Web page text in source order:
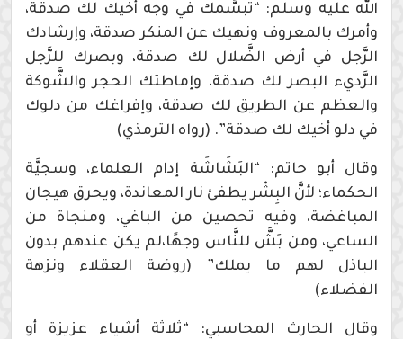
الله عليه وسلم: “تبسُّمك في وجه أخيك لك صدقة،
وأمرك بالمعروف ونهيك عن المنكر صدقة، وإرشادك
الرَّجل في أرض الضَّلال لك صدقة، وبصرك للرَّجل
الرَّديء البصر لك صدقة، وإماطتك الحجر والشَّوكة
والعظم عن الطريق لك صدقة، وإفراغك من دلوك
في دلو أخيك لك صدقة”. (رواه الترمذي)
وقال أبو حاتم: “البَشَاشَة إدام العلماء، وسجيَّة
الحكماء؛ لأنَّ البِشْر يطفئ نار المعاندة، ويحرق هيجان
المباغضة، وفيه تحصين من الباغي، ومنجاة من
الساعي، ومن بَشَّ للنَّاس وجهًا،لم يكن عندهم بدون
الباذل لهم ما يملك” (روضة العقلاء ونزهة
الفضلاء)
وقال الحارث المحاسبي: “ثلاثة أشياء عزيزة أو